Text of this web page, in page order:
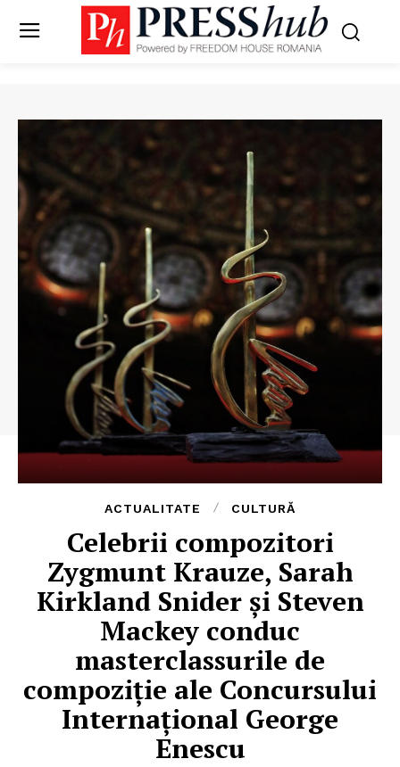
ACTUALITATE CULTURĂ
Celebrii compozitori
Zygmunt Krauze, Sarah
Kirkland Snider și Steven
Mackey conduc
masterclassurile de
compoziție ale Concursului
Internațional George
Enescu